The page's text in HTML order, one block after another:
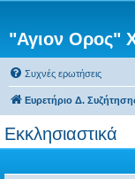
"Αγιον Ορος"
Συχνές ερωτήσεις
Ευρετήριο Δ.
Εκκλησιαστικά